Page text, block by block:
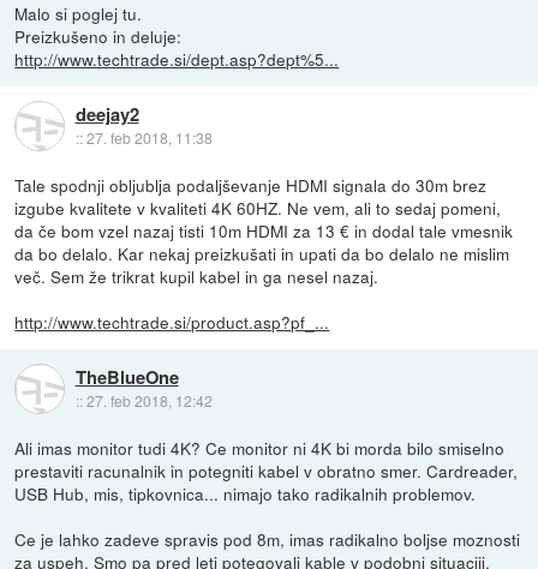
Malo si poglej tu.
Preizkušeno in deluje:
http://www.techtrade.si/dept.asp?dept%5...
deejay2
::27. feb 2018, 11:38
Tale spodnji obljublja podaljševanje HDMI signala do 30m brez
izgube kvalitete v kvaliteti 4K 60HZ. Ne vem, ali to sedaj pomeni,
da če bom vzel nazaj tisti 10m HDMI za 13 € in dodal tale vmesnik
da bo delalo. Kar nekaj preizkušati in upati da bo delalo ne mislim
več. Sem že trikrat kupil kabel in ga nesel nazaj.
http://www.techtrade.si/product.asp?pf_...
TheBlueOne
::27. feb 2018, 12:42
Ali imas monitor tudi 4K? Ce monitor ni 4K bi morda bilo smiselno
prestaviti racunalnik in potegniti kabel v obratno smer. Cardreader,
USB Hub, mis, tipkovnica... nimajo tako radikalnih problemov.
Ce je lahko zadeve spravis pod 8m, imas radikalno boljse moznosti
za uspeh. Smo pa pred leti potegovali kable v podobni situaciji,